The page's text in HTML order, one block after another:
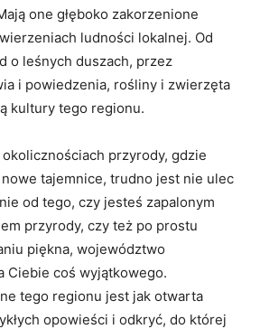
one głęboko zakorzenione
ludności lokalnej. Od
o leśnych duszach, przez
i powiedzenia, rośliny i zwierzęta
kultury tego regionu.
przyrody, gdzie
tajemnice, trudno jest nie ulec
od tego, czy jesteś zapalonym
przyrody, czy też po prostu
piękna, województwo
Ciebie coś wyjątkowego.
tego regionu jest jak otwarta
opowieści i odkryć, do której